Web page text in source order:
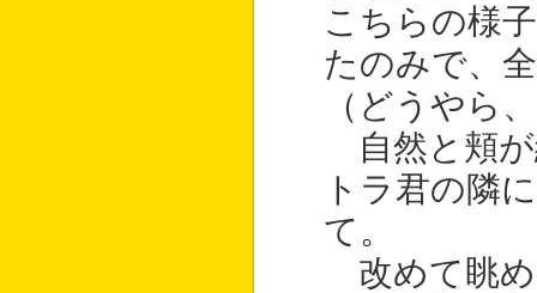
こちらの様
たのみで、
（どうやら
自然と頬が
トラ君の隣
て。
改めて眺め